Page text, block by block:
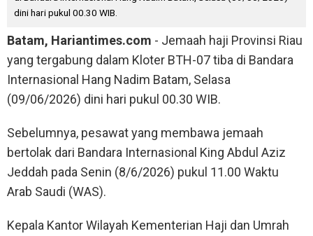
dini hari pukul 00.30 WIB.
Batam, Hariantimes.com - Jemaah haji Provinsi Riau
yang tergabung dalam Kloter BTH-07 tiba di Bandara
Internasional Hang Nadim Batam, Selasa
(09/06/2026) dini hari pukul 00.30 WIB.
Sebelumnya, pesawat yang membawa jemaah
bertolak dari Bandara Internasional King Abdul Aziz
Jeddah pada Senin (8/6/2026) pukul 11.00 Waktu
Arab Saudi (WAS).
Kepala Kantor Wilayah Kementerian Haji dan Umrah